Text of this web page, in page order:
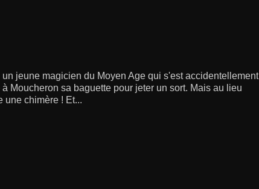
jeune magicien du Moyen Age qui s'est accidentellement
Moucheron sa baguette pour jeter un sort. Mais au lieu
une chimère ! Et...